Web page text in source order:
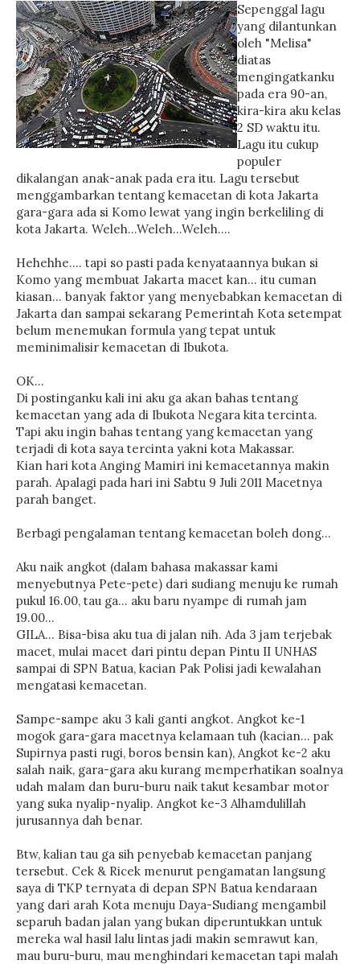
Sepenggal lagu
yang dilantunkan
oleh "Melisa"
diatas
mengingatkanku
pada era 90-an,
kira-kira aku kelas
2 SD waktu itu.
Lagu itu cukup
populer
dikalangan anak-anak pada era itu. Lagu tersebut
menggambarkan tentang kemacetan di kota Jakarta
gara-gara ada si Komo lewat yang ingin berkeliling di
kota Jakarta. Weleh...Weleh...Weleh....
Hehehhe.... tapi so pasti pada kenyataannya bukan si
Komo yang membuat Jakarta macet kan... itu cuman
kiasan... banyak faktor yang menyebabkan kemacetan di
Jakarta dan sampai sekarang Pemerintah Kota setempat
belum menemukan formula yang tepat untuk
meminimalisir kemacetan di Ibukota.
OK...
Di postinganku kali ini aku ga akan bahas tentang
kemacetan yang ada di Ibukota Negara kita tercinta.
Tapi aku ingin bahas tentang yang kemacetan yang
terjadi di kota saya tercinta yakni kota Makassar.
Kian hari kota Anging Mamiri ini kemacetannya makin
parah. Apalagi pada hari ini Sabtu 9 Juli 2011 Macetnya
parah banget.
Berbagi pengalaman tentang kemacetan boleh dong...
Aku naik angkot (dalam bahasa makassar kami
menyebutnya Pete-pete) dari sudiang menuju ke rumah
pukul 16.00, tau ga... aku baru nyampe di rumah jam
19.00...
GILA... Bisa-bisa aku tua di jalan nih. Ada 3 jam terjebak
macet, mulai macet dari pintu depan Pintu II UNHAS
sampai di SPN Batua, kacian Pak Polisi jadi kewalahan
mengatasi kemacetan.
Sampe-sampe aku 3 kali ganti angkot. Angkot ke-1
mogok gara-gara macetnya kelamaan tuh (kacian... pak
Supirnya pasti rugi, boros bensin kan), Angkot ke-2 aku
salah naik, gara-gara aku kurang memperhatikan soalnya
udah malam dan buru-buru naik takut kesambar motor
yang suka nyalip-nyalip. Angkot ke-3 Alhamdulillah
jurusannya dah benar.
Btw, kalian tau ga sih penyebab kemacetan panjang
tersebut. Cek & Ricek menurut pengamatan langsung
saya di TKP ternyata di depan SPN Batua kendaraan
yang dari arah Kota menuju Daya-Sudiang mengambil
separuh badan jalan yang bukan diperuntukkan untuk
mereka wal hasil lalu lintas jadi makin semrawut kan,
mau buru-buru, mau menghindari kemacetan tapi malah